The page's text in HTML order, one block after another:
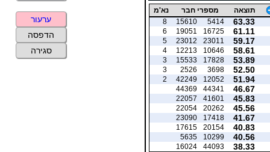
תוצאה מספרי חבר נא'מ
63.33
5414
15610
8
61.11
16725
19051
6
59.17
23011
23012
5
58.61
10646
12213
4
53.89
17828
15533
3
52.50
3698
2526
3
51.94
12052
42249
2
46.67
44341
44369
45.83
41601
22057
45.56
20262
22054
41.67
17418
23090
40.83
20154
17615
40.56
10299
5635
38.33
44093
16024
ערעור
הדפסה
סגירה